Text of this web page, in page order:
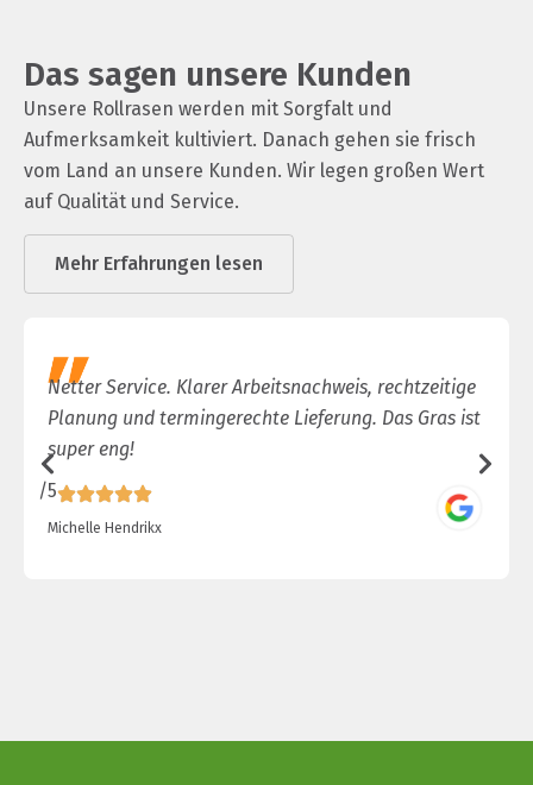
Das sagen unsere Kunden
Unsere Rollrasen werden mit Sorgfalt und
Aufmerksamkeit kultiviert. Danach gehen sie frisch
vom Land an unsere Kunden. Wir legen großen Wert
auf Qualität und Service.
Mehr Erfahrungen lesen
Netter Service. Klarer Arbeitsnachweis, rechtzeitige
Planung und termingerechte Lieferung. Das Gras ist
super eng!
/5
Michelle Hendrikx